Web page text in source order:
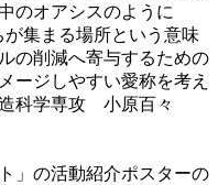
のオアシスのように
集まる場所という意味
の削減へ寄与するための
ージしやすい愛称を考え
科学専攻 小原百々
」の活動紹介ポスターの